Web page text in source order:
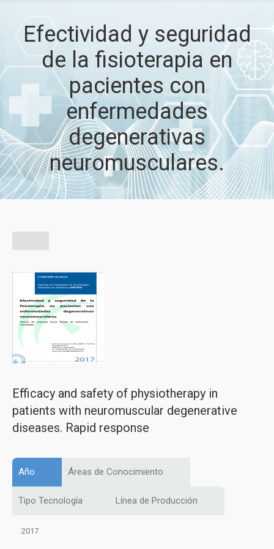
Efectividad y seguridad
de la fisioterapia en
pacientes con
enfermedades
degenerativas
neuromusculares.
Efficacy and safety of physiotherapy in
patients with neuromuscular degenerative
diseases. Rapid response
Año Áreas de Conocimiento
Tipo Tecnología Línea de Producción
2017